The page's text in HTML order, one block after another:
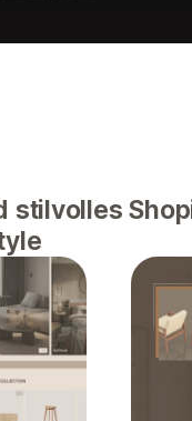
stilvolles